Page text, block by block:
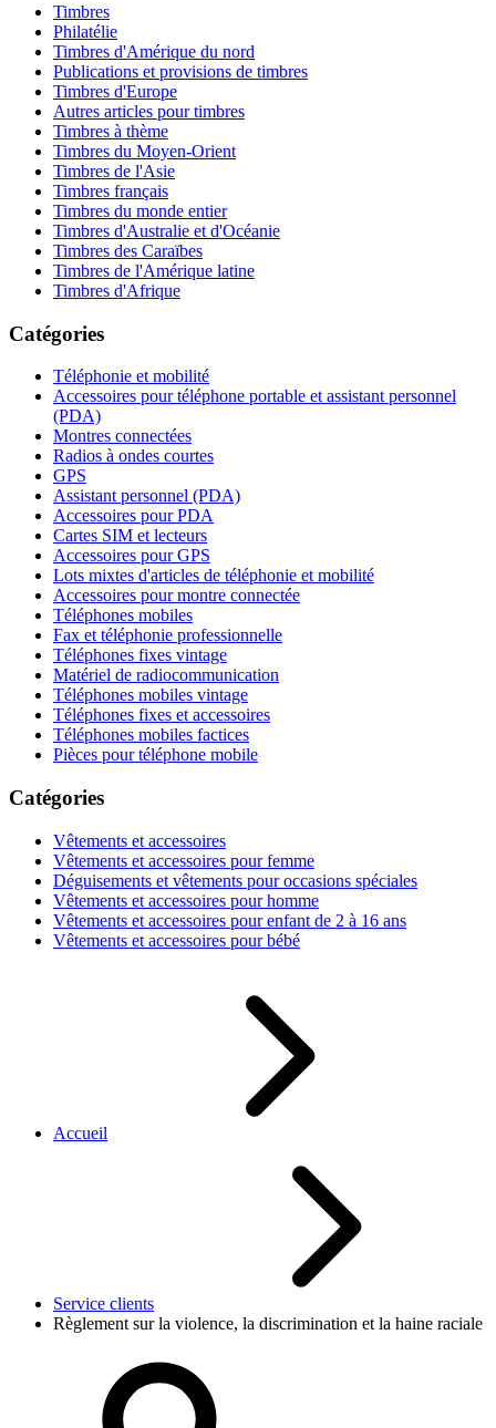
Timbres
Philatélie
Timbres d'Amérique du nord
Publications et provisions de timbres
Timbres d'Europe
Autres articles pour timbres
Timbres à thème
Timbres du Moyen-Orient
Timbres de l'Asie
Timbres français
Timbres du monde entier
Timbres d'Australie et d'Océanie
Timbres des Caraïbes
Timbres de l'Amérique latine
Timbres d'Afrique
Catégories
Téléphonie et mobilité
Accessoires pour téléphone portable et assistant personnel
(PDA)
Montres connectées
Radios à ondes courtes
GPS
Assistant personnel (PDA)
Accessoires pour PDA
Cartes SIM et lecteurs
Accessoires pour GPS
Lots mixtes d'articles de téléphonie et mobilité
Accessoires pour montre connectée
Téléphones mobiles
Fax et téléphonie professionnelle
Téléphones fixes vintage
Matériel de radiocommunication
Téléphones mobiles vintage
Téléphones fixes et accessoires
Téléphones mobiles factices
Pièces pour téléphone mobile
Catégories
Vêtements et accessoires
Vêtements et accessoires pour femme
Déguisements et vêtements pour occasions spéciales
Vêtements et accessoires pour homme
Vêtements et accessoires pour enfant de 2 à 16 ans
Vêtements et accessoires pour bébé
Accueil
Service clients
Règlement sur la violence, la discrimination et la haine raciale